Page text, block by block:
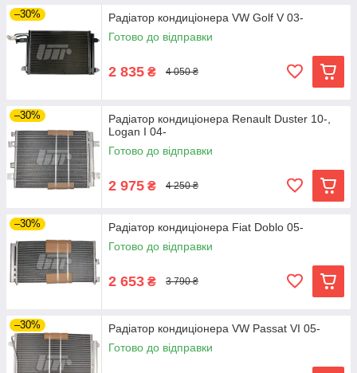
–30%
Радіатор кондиціонера VW Golf V 03-
Готово до відправки
2 835 ₴ 4 050 ₴
–30%
Радіатор кондиціонера Renault Duster 10-,
Logan I 04-
Готово до відправки
2 975 ₴ 4 250 ₴
–30%
Радіатор кондиціонера Fiat Doblo 05-
Готово до відправки
2 653 ₴ 3 790 ₴
–30%
Радіатор кондиціонера VW Passat VI 05-
Готово до відправки